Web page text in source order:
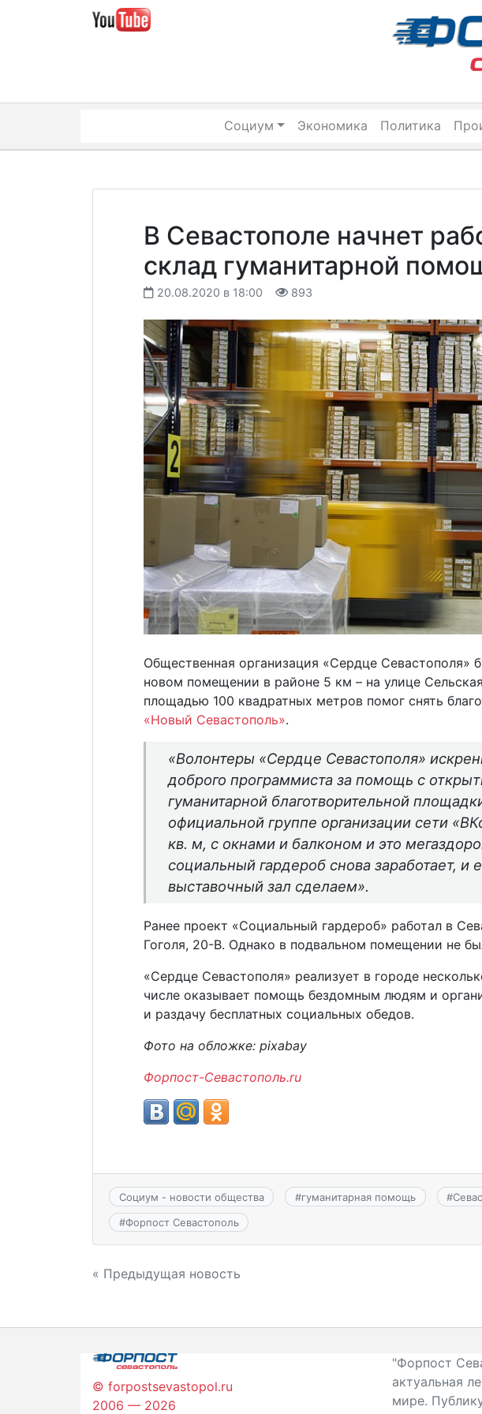
Социум Экономика Политика
В Севастополе начнет
склад гуманитарной
20.08.2020 в 18:00 893
Общественная организация «Сердце Севастополя»
новом помещении в районе 5 км – на улице
площадью 100 квадратных метров помог снять
«Новый Севастополь».
«Волонтеры «Сердце Севастополя»
доброго программиста за помощь с
гуманитарной благотворительной
официальной группе организации сети
кв. м, с окнами и балконом и это
социальный гардероб снова заработает,
выставочный зал сделаем».
Ранее проект «Социальный гардероб» работал в
Гоголя, 20-В. Однако в подвальном помещении не
«Сердце Севастополя» реализует в городе
числе оказывает помощь бездомным людям и
и раздачу бесплатных социальных обедов.
Фото на обложке: pixabay
Форпост-Севастополь.ru
Социум - новости общества #гуманитарная помощь #
#Форпост Севастополь
Навигация
записям
« Предыдущая новость
© forpostsevastopol.ru
2006 — 2026
"Форпост
актуальная
мире.